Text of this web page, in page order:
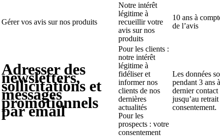
Gérer vos avis sur nos produits
Notre intérêt
légitime à
recueillir votre
avis sur nos
produits
10 ans à
de l’avis
Adresser des
newsletters,
sollicitations et
messages
promotionnels
par email
Pour les clients :
notre intérêt
légitime à
fidéliser et
informer nos
clients de nos
dernières
actualités
Pour les
prospects : votre
consentement
Les données
pendant 3 ans
dernier
jusqu’au
consentement.